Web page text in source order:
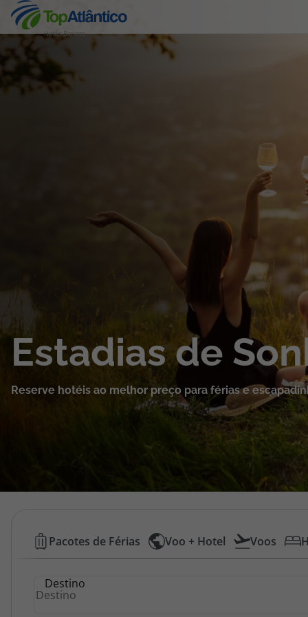
Hotéis Baratos
Destinos
Pacotes de Férias
Cruzeiros
Promoções
Área de Cliente
Estadias de
Reserve hotéis ao melhor preço para férias e
Hotéis
Baratos
Pacotes de Férias Voo + Hotel Voos
Destino